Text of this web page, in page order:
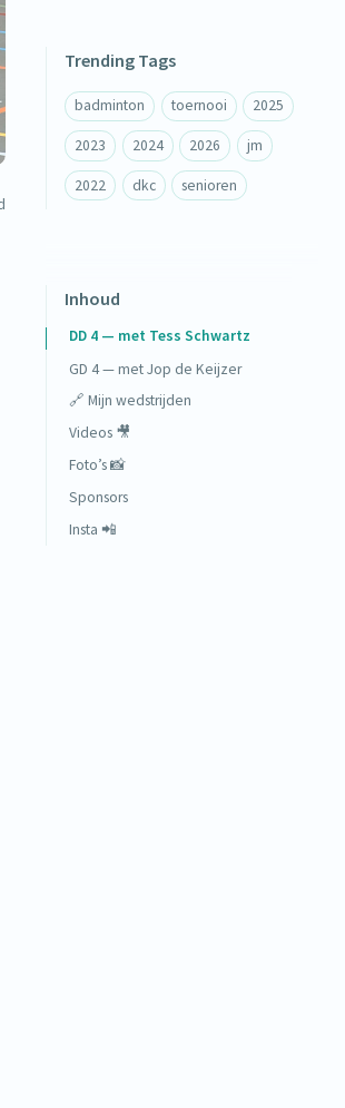
Trending Tags
badminton toernooi 2025
2023 2024 2026 jm
2022 dkc senioren
Inhoud
DD 4 — met Tess Schwartz
GD 4 — met Jop de Keijzer
🔗 Mijn wedstrijden
Videos 🎥
Foto’s 📸
Sponsors
Insta 📲